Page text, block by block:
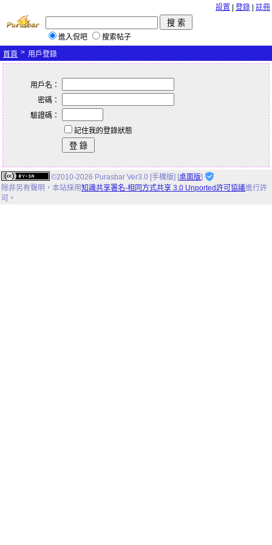
設置 登錄 註冊
進入侃吧
搜索帖子
首頁 > 用戶登錄
用戶名：
密碼：
驗證碼：
記住我的登錄狀態
©2010-2026 Purasbar Ver3.0 [手機版] [桌面版]
除非另有聲明， 本站採用知識共享署名-相同方式共享 3.0 Unported許可協議進行許
可。